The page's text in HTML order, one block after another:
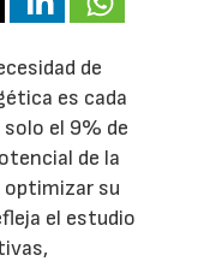
de
es cada
el 9% de
de la
optimizar su
el estudio